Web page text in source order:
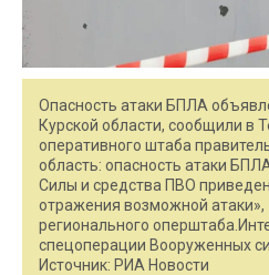
Опасность атаки БПЛА
Курской области, сообщили в
оперативного штаба
область: опасность атаки
Силы и средства ПВО
отражения возможной
регионального
спецоперации Вооруженных
Источник: РИА Новости